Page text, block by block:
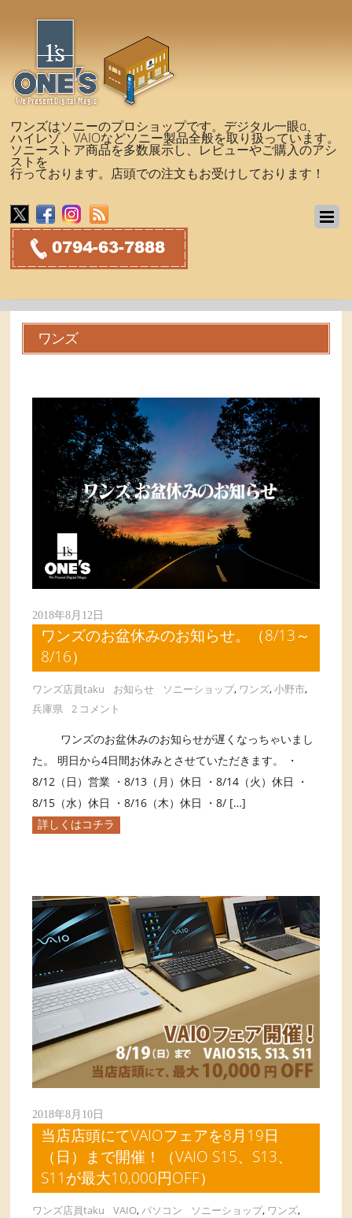
ワンズはソニーのプロショップです。デジタル一眼α、
ハイレゾ、VAIOなどソニー製品全般を取り扱っています。
ソニーストア商品を多数展示し、レビューやご購入のアシ
ストを
行っております。店頭での注文もお受けしております！
ワンズ
2018年8月12日
ワンズのお盆休みのお知らせ。（8/13～
8/16）
ワンズ店員taku お知らせ ソニーショップ, ワンズ,小野市,
兵庫県
2 コメント
ワンズのお盆休みのお知らせが遅くなっちゃいまし
た。 明日から4日間お休みとさせていただきます。 ・
8/12（日）営業 ・8/13（月）休日 ・8/14（火）休日 ・
8/15（水）休日 ・8/16（木）休日 ・8/ […]
詳しくはコチラ
2018年8月10日
当店店頭にてVAIOフェアを8月19日
（日）まで開催！（VAIO S15、S13、
S11が最大10,000円OFF）
ワンズ店員taku VAIO,パソコン ソニーショップ, ワンズ,